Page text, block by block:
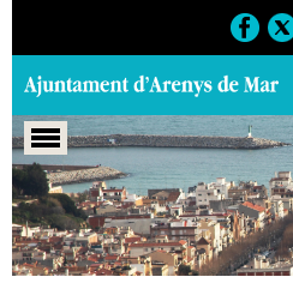
Portada > Regidories > Esports >